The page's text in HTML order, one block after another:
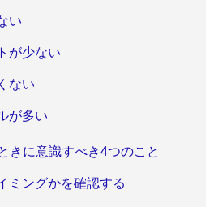
い
が少ない
ない
が多い
きに意識すべき4つのこと
ミングかを確認する